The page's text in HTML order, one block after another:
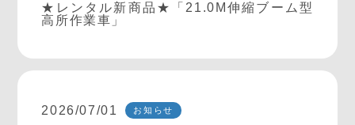
★レンタル新商品★「21.0M伸縮ブーム型
高所作業車」
2026/07/01 お知らせ